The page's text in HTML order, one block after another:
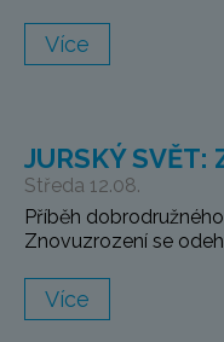
Více
JURSKÝ SVĚT:
Středa 12.08.
Příběh
Znovuzrození se
Více